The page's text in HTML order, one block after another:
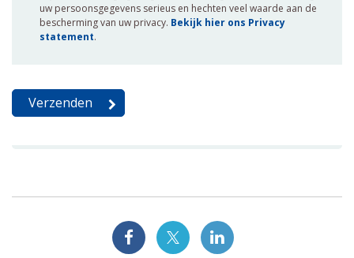
uw persoonsgegevens serieus en hechten veel waarde aan de
bescherming van uw privacy. Bekijk hier ons Privacy
statement.